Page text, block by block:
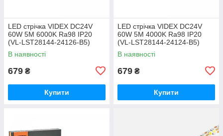
LED стрічка VIDEX DC24V
60W 5M 6000K Ra98 IP20
(VL-LST28144-24126-B5)
В наявності
679 ₴
Купити
LED стрічка VIDEX DC24V
60W 5M 4000K Ra98 IP20
(VL-LST28144-24124-B5)
В наявності
679 ₴
Купити